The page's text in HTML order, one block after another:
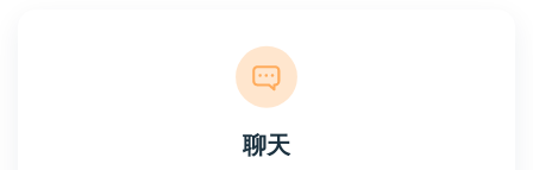
聊天